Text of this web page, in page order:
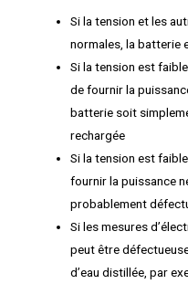
Si la tension et les
normales, la batterie
Si la tension est
de fournir la
batterie soit
rechargée
Si la tension est
fournir la puissance
probablement
Si les mesures
peut être
d’eau distillée, par